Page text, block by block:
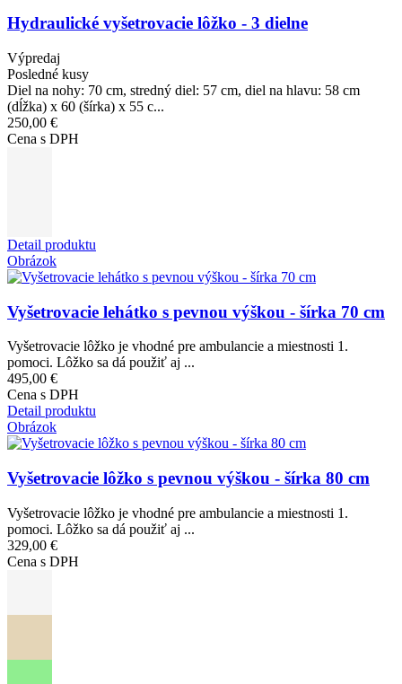
Hydraulické vyšetrovacie lôžko - 3 dielne
Výpredaj
Posledné kusy
Diel na nohy: 70 cm, stredný diel: 57 cm, diel na hlavu: 58 cm
(dĺžka) x 60 (šírka) x 55 c...
250,00 €
Cena s DPH
Detail produktu
Obrázok
Vyšetrovacie lehátko s pevnou výškou - šírka 70 cm
Vyšetrovacie lôžko je vhodné pre ambulancie a miestnosti 1.
pomoci. Lôžko sa dá použiť aj ...
495,00 €
Cena s DPH
Detail produktu
Obrázok
Vyšetrovacie lôžko s pevnou výškou - šírka 80 cm
Vyšetrovacie lôžko je vhodné pre ambulancie a miestnosti 1.
pomoci. Lôžko sa dá použiť aj ...
329,00 €
Cena s DPH